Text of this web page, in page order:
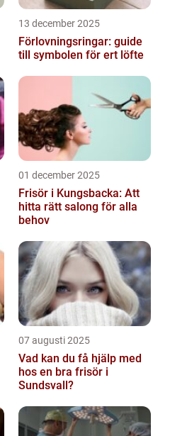
13 december 2025
Förlovningsringar: guide
till symbolen för ert löfte
01 december 2025
Frisör i Kungsbacka: Att
hitta rätt salong för alla
behov
07 augusti 2025
Vad kan du få hjälp med
hos en bra frisör i
Sundsvall?